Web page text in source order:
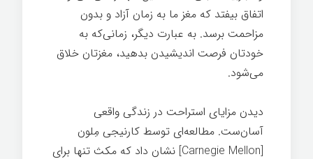
اتفاق بیفتد که مغز ما به زمان آزاد و بدون
مزاحمت برسد. به عبارت دیگر، زمانی‌که به
خودتان فرصت اندیشیدن بدهید، مغزتان خلاق
می‌شود.
دیدن مزایای استراحت در زندگی واقعی
آسان‌ست. مطالعه‌ای توسط کارنیجی مِلون
[Carnegie Mellon] نشان داد که مکث تنها برای